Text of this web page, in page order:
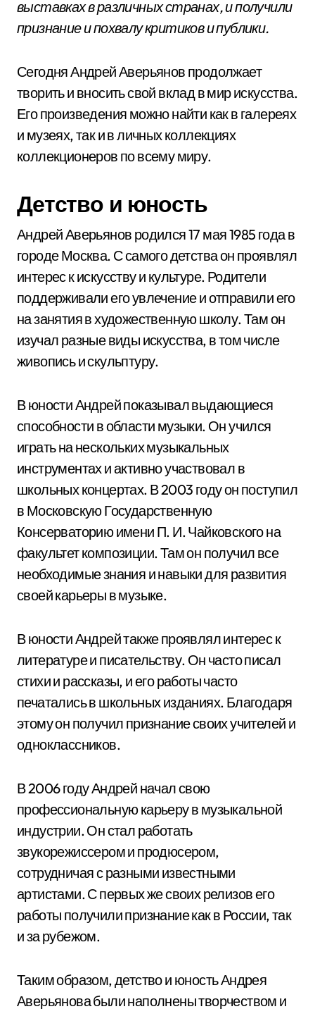
выставках в различных странах, и получили
признание и похвалу критиков и публики.
Сегодня Андрей Аверьянов продолжает
творить и вносить свой вклад в мир искусства.
Его произведения можно найти как в галереях
и музеях, так и в личных коллекциях
коллекционеров по всему миру.
Детство и юность
Андрей Аверьянов родился 17 мая 1985 года в
городе Москва. С самого детства он проявлял
интерес к искусству и культуре. Родители
поддерживали его увлечение и отправили его
на занятия в художественную школу. Там он
изучал разные виды искусства, в том числе
живопись и скульптуру.
В юности Андрей показывал выдающиеся
способности в области музыки. Он учился
играть на нескольких музыкальных
инструментах и активно участвовал в
школьных концертах. В 2003 году он поступил
в Московскую Государственную
Консерваторию имени П. И. Чайковского на
факультет композиции. Там он получил все
необходимые знания и навыки для развития
своей карьеры в музыке.
В юности Андрей также проявлял интерес к
литературе и писательству. Он часто писал
стихи и рассказы, и его работы часто
печатались в школьных изданиях. Благодаря
этому он получил признание своих учителей и
одноклассников.
В 2006 году Андрей начал свою
профессиональную карьеру в музыкальной
индустрии. Он стал работать
звукорежиссером и продюсером,
сотрудничая с разными известными
артистами. С первых же своих релизов его
работы получили признание как в России, так
и за рубежом.
Таким образом, детство и юность Андрея
Аверьянова были наполнены творчеством и